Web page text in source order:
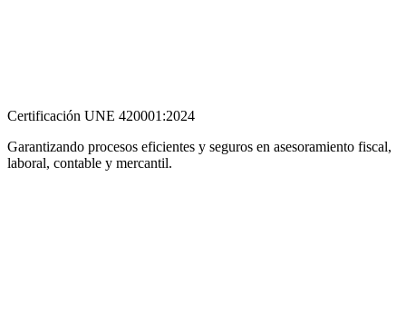
Certificación UNE 420001:2024
Garantizando procesos eficientes y seguros en asesoramiento fiscal,
laboral, contable y mercantil.